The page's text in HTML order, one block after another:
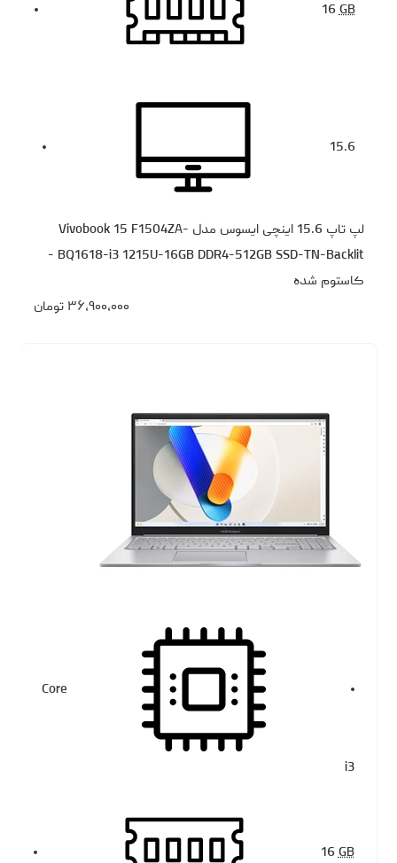
16GB
15.6
لپ تاپ 15.6 اینچی ایسوس مدل Vivobook 15 F1504ZA-
BQ1618-i3 1215U-16GB DDR4-512GB SSD-TN-Backlit -
کاستوم شده
۳۶،۹۰۰،۰۰۰ تومان
Core
i3
16GB